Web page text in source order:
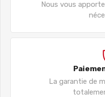
Nous vous
La garantie de